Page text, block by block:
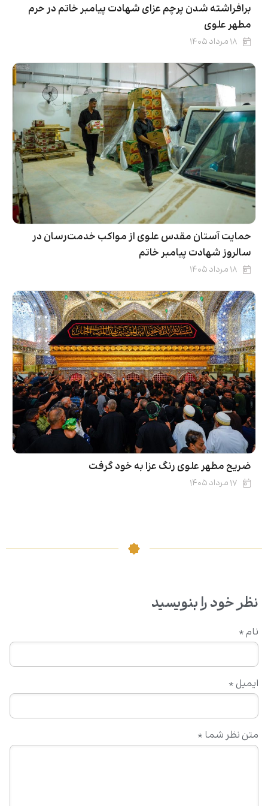
برافراشته شدن پرچم عزای شهادت پیامبر خاتم در حرم
مطهر علوی
۱۸ مرداد ۱۴۰۵
حمایت آستان مقدس علوی از مواکب خدمت‌رسان در
سالروز شهادت پیامبر خاتم
۱۸ مرداد ۱۴۰۵
ضریح مطهر علوی رنگ عزا به خود گرفت
۱۷ مرداد ۱۴۰۵
نظر خود را بنویسید
متن نظر شما *
نام *
ایمیل *